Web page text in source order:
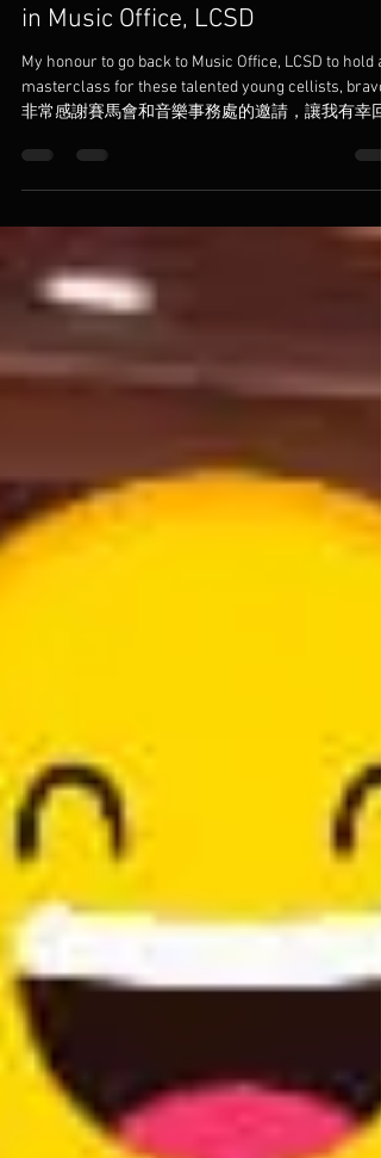
音樂事務處大師班 ，
in Music Office, LCSD
My honour to go back to Music Office, LCSD to hold a
非常感謝賽馬會和音樂事務處的邀請，讓我有幸回
到這個充滿回憶的...